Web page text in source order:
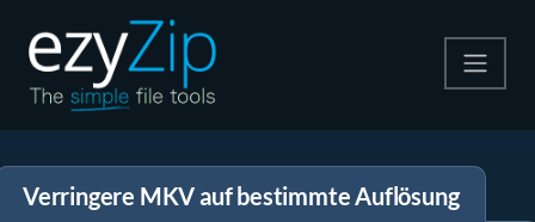
Entpacken
Verringere MKV auf bestimmte Auflösung